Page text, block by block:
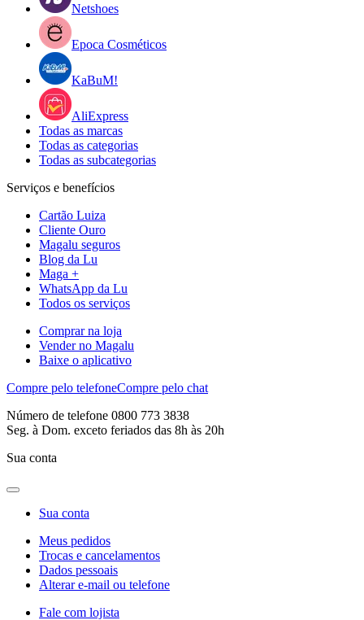
Netshoes
Epoca Cosméticos
KaBuM!
AliExpress
Todas as marcas
Todas as categorias
Todas as subcategorias
Serviços e benefícios
Cartão Luiza
Cliente Ouro
Magalu seguros
Blog da Lu
Maga +
WhatsApp da Lu
Todos os serviços
Comprar na loja
Vender no Magalu
Baixe o aplicativo
Compre pelo telefoneCompre pelo chat
Número de telefone 0800 773 3838
Seg. à Dom. exceto feriados das 8h às 20h
Sua conta
Sua conta
Meus pedidos
Trocas e cancelamentos
Dados pessoais
Alterar e-mail ou telefone
Fale com lojista